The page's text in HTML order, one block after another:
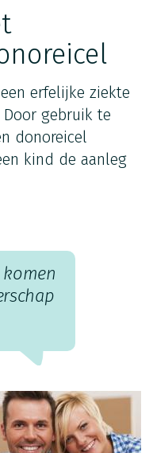
erfelijke ziekte
gebruik te
donoreicel
kind de aanleg
komen